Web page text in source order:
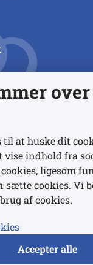
til at huske dit
vise indhold fra
ligesom
sætte cookies. Vi
af cookies.
Accepter alle